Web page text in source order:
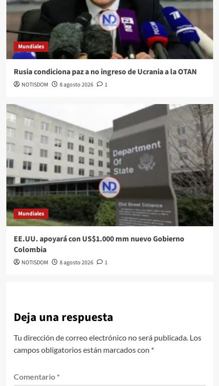
Mundiales
Rusia condiciona paz a no ingreso de Ucrania a la OTAN
NOTISDOM 8 agosto 2026 1
Mundiales
EE.UU. apoyará con US$1.000 mm nuevo Gobierno
Colombia
NOTISDOM 8 agosto 2026 1
Deja una respuesta
Tu dirección de correo electrónico no será publicada. Los
campos obligatorios están marcados con *
Comentario *